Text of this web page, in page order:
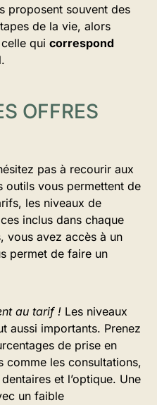
proposent souvent des
de la vie, alors
qui correspond
OFFRES
pas à recourir aux
outils vous permettent de
les niveaux de
inclus dans chaque
vous avez accès à un
permet de faire un
au tarif ! Les niveaux
aussi importants. Prenez
de prise en
comme les consultations,
et l’optique. Une
un faible